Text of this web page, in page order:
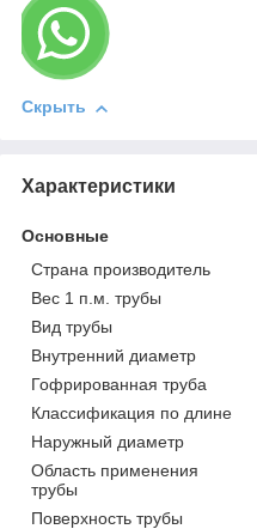
Скрыть
Характеристики
Основные
Страна производитель
Вес 1 п.м. трубы
Вид трубы
Внутренний диаметр
Гофрированная труба
Классификация по длине
Наружный диаметр
Область применения
трубы
Поверхность трубы